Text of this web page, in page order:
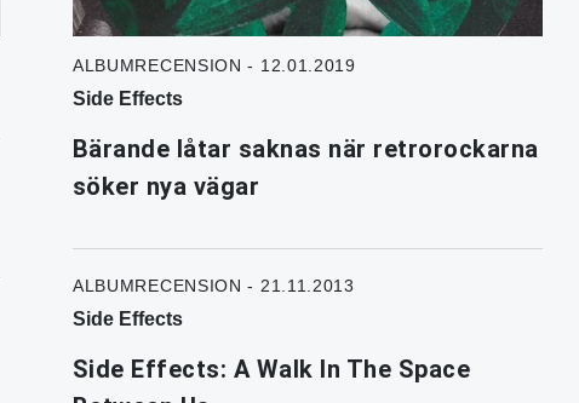
ALBUMRECENSION - 12.01.2019
Side Effects
Bärande låtar saknas när retrorockarna
söker nya vägar
ALBUMRECENSION - 21.11.2013
Side Effects
Side Effects: A Walk In The Space